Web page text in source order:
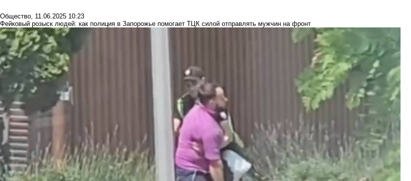
Общество, 11.06.2025 10:23
Фейковый розыск людей: как полиция в Запорожье помогает ТЦК силой отправлять мужчин на фронт